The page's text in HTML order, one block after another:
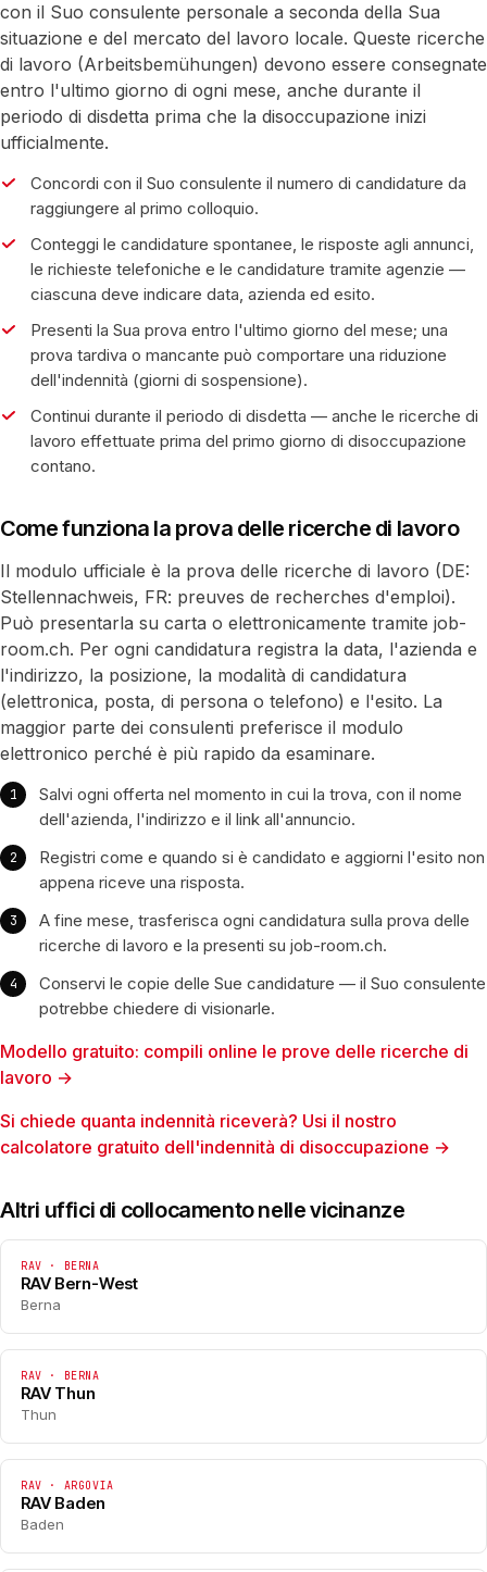
con il Suo consulente personale a seconda della Sua
situazione e del mercato del lavoro locale. Queste ricerche
di lavoro (Arbeitsbemühungen) devono essere consegnate
entro l'ultimo giorno di ogni mese, anche durante il
periodo di disdetta prima che la disoccupazione inizi
ufficialmente.
Concordi con il Suo consulente il numero di candidature da
raggiungere al primo colloquio.
Conteggi le candidature spontanee, le risposte agli annunci,
le richieste telefoniche e le candidature tramite agenzie —
ciascuna deve indicare data, azienda ed esito.
Presenti la Sua prova entro l'ultimo giorno del mese; una
prova tardiva o mancante può comportare una riduzione
dell'indennità (giorni di sospensione).
Continui durante il periodo di disdetta — anche le ricerche di
lavoro effettuate prima del primo giorno di disoccupazione
contano.
Come funziona la prova delle ricerche di lavoro
Il modulo ufficiale è la prova delle ricerche di lavoro (DE:
Stellennachweis, FR: preuves de recherches d'emploi).
Può presentarla su carta o elettronicamente tramite job-
room.ch. Per ogni candidatura registra la data, l'azienda e
l'indirizzo, la posizione, la modalità di candidatura
(elettronica, posta, di persona o telefono) e l'esito. La
maggior parte dei consulenti preferisce il modulo
elettronico perché è più rapido da esaminare.
Salvi ogni offerta nel momento in cui la trova, con il nome
dell'azienda, l'indirizzo e il link all'annuncio.
Registri come e quando si è candidato e aggiorni l'esito non
appena riceve una risposta.
A fine mese, trasferisca ogni candidatura sulla prova delle
ricerche di lavoro e la presenti su job-room.ch.
Conservi le copie delle Sue candidature — il Suo consulente
potrebbe chiedere di visionarle.
Modello gratuito: compili online le prove delle ricerche di
lavoro →
Si chiede quanta indennità riceverà? Usi il nostro
calcolatore gratuito dell'indennità di disoccupazione →
Altri uffici di collocamento nelle vicinanze
RAV · BERNA
RAV Bern-West
Berna
RAV · BERNA
RAV Thun
Thun
RAV · ARGOVIA
RAV Baden
Baden